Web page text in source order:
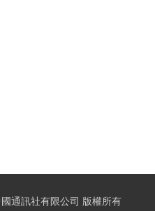
通訊社有限公司 版權所有